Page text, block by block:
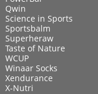
Qwin
Science in Sports
Sportsbalm
Superheraw
Taste of Nature
WCUP
Winaar Socks
Xendurance
X-Nutri